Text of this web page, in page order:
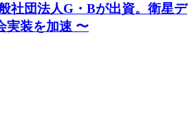
社団法人G・Bが出資。衛星デ
実装を加速 〜